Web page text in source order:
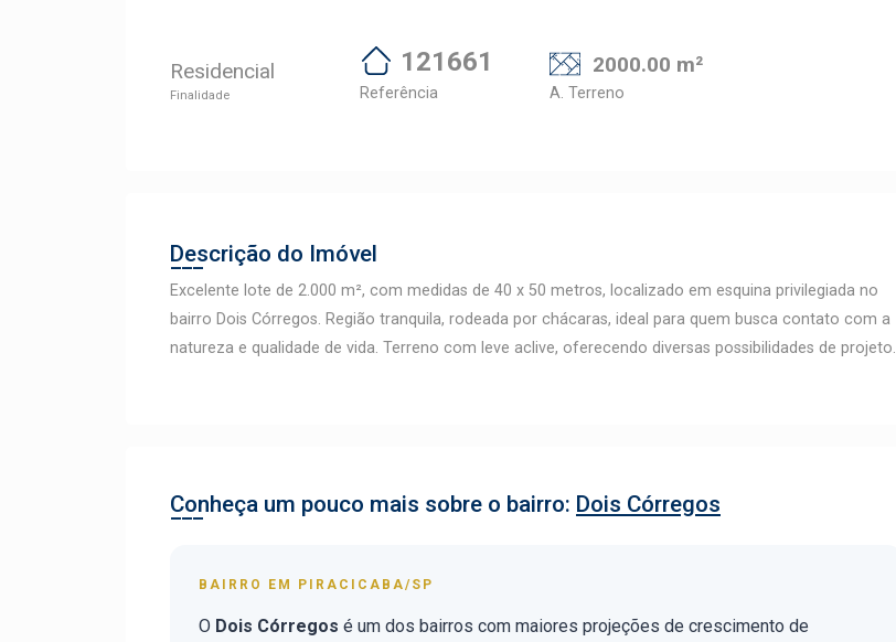
Residencial
Finalidade
121661
Referência
2000.00 m²
A. Terreno
Descrição do Imóvel
Excelente lote de 2.000 m², com medidas de 40 x 50 metros, localizado em esquina privilegiada no
bairro Dois Córregos. Região tranquila, rodeada por chácaras, ideal para quem busca contato com a
natureza e qualidade de vida. Terreno com leve aclive, oferecendo diversas possibilidades de projeto.
Conheça um pouco mais sobre o bairro: Dois Córregos
BAIRRO EM PIRACICABA/SP
O Dois Córregos é um dos bairros com maiores projeções de crescimento de